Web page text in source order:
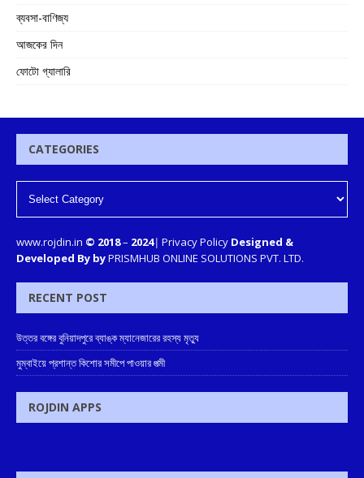
ব্যবসা-বাণিজ্য
আজকের দিন
ফোটো গ্যালারি
CATEGORIES
www.rojdin.in © 2018– 2024| Privacy Policy Designed &
Developed By byPRISMHUB ONLINE SOLUTIONS PVT. LTD.
RECENT POST
উত্তর বঙ্গের বুনিয়াদপুরে ব্যাঙ্ক ম্যানেজারের রহস্য মৃত্যু
মুম্বাইয়ে প্রশান্ত কিশোর সমীপে পাওয়ার পত্মী
ROJDIN APPS